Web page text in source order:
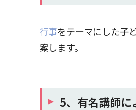
行事をテーマにした子
案します。
5、有名講師に